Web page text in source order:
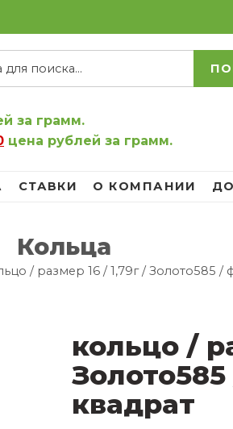
за грамм.
цена рублей за грамм.
СТАВКИ О КОМПАНИИ
Кольца
/ размер 16 / 1,79г / Золото585 /
кольцо /
квадрат